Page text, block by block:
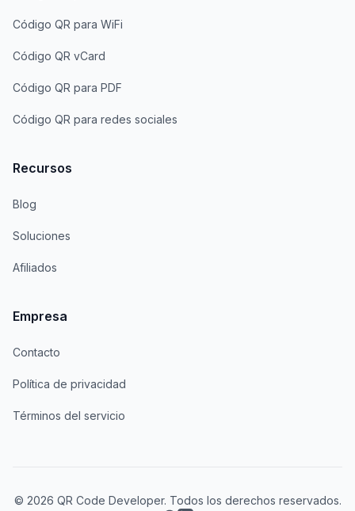
Código QR para WiFi
Código QR vCard
Código QR para PDF
Código QR para redes sociales
Recursos
Blog
Soluciones
Afiliados
Empresa
Contacto
Política de privacidad
Términos del servicio
© 2026 QR Code Developer. Todos los derechos reservados.